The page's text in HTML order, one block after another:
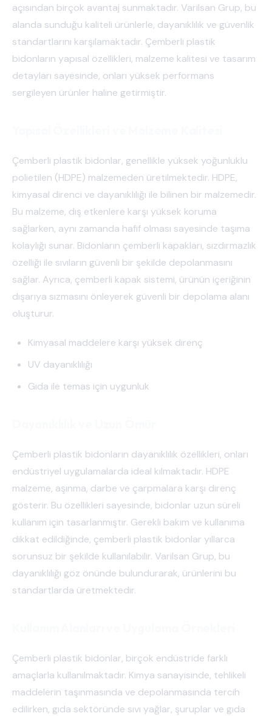
açısından birçok avantaj sunmaktadır. Varilsan Grup, bu
alanda sunduğu kaliteli ürünlerle, dayanıklılık ve güvenlik
standartlarını karşılamaktadır. Çemberli plastik
bidonların yapısal özellikleri, malzeme kalitesi ve tasarım
detayları sayesinde, onları yüksek performans
sergileyen ürünler haline getirmiştir.
Çemberli plastik bidonlar, genellikle yüksek yoğunluklu
polietilen (HDPE) malzemeden üretilmektedir. HDPE,
kimyasal direnci ve dayanıklılığı ile bilinen bir malzemedir.
Bu malzeme, dış etkenlere karşı yüksek koruma
sağlarken, aynı zamanda hafif olması sayesinde taşıma
kolaylığı sunar. Bidonların çemberli kapakları, sızdırmazlık
özelliği ile sıvıların güvenli bir şekilde depolanmasını
sağlar. Ayrıca, çemberli kapak sistemi, ürünün içeriğinin
dışarıya sızmasını önleyerek güvenli bir depolama alanı
oluşturur.
Kimyasal maddelere karşı yüksek direnç
UV dayanıklılığı
Gıda ile temas için uygunluk
Çemberli plastik bidonların dayanıklılık özellikleri, onları
endüstriyel uygulamalarda ideal kılmaktadır. HDPE
malzeme, aşınma, darbe ve çarpmalara karşı direnç
gösterir. Bu özellikleri sayesinde, bidonlar uzun süreli
kullanım için tasarlanmıştır. Gerekli bakım ve kullanıma
dikkat edildiğinde, çemberli plastik bidonlar yıllarca
sorunsuz bir şekilde kullanılabilir. Varilsan Grup, bu
dayanıklılığı göz önünde bulundurarak, ürünlerini bu
standartlarda üretmektedir.
Çemberli plastik bidonlar, birçok endüstride farklı
amaçlarla kullanılmaktadır. Kimya sanayisinde, tehlikeli
maddelerin taşınmasında ve depolanmasında tercih
edilirken, gıda sektöründe sıvı yağlar, şuruplar ve gıda